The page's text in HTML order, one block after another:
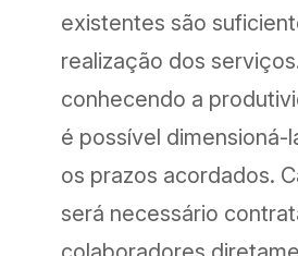
existentes são
realização dos
conhecendo a
é possível dimensioná-
os prazos acordados.
será necessário